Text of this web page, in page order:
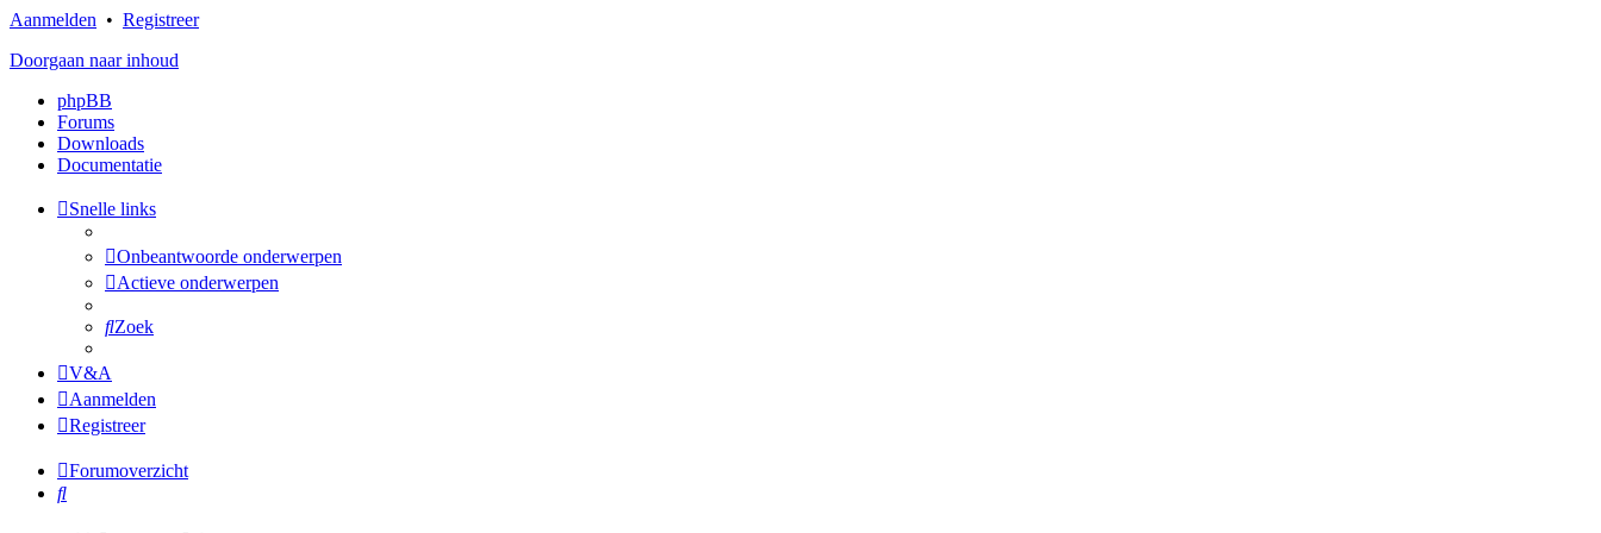
Aanmelden • Registreer
Doorgaan naar inhoud
phpBB
Forums
Downloads
Documentatie
Snelle links
Onbeantwoorde onderwerpen
Actieve onderwerpen
Zoek
V&A
Aanmelden
Registreer
Forumoverzicht
Zoek